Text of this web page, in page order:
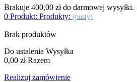
Brakuje 400,00 złdo darmowej wysyłki.
0 Produkt: Produkty: (pusty)
Brak produktów
Do ustalenia Wysyłka
0,00 zł Razem
Realizuj zamówienie